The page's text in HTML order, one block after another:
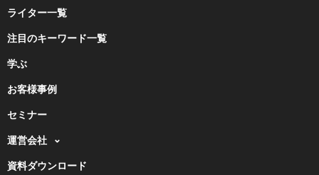
ライター一覧
注目のキーワード一覧
学ぶ
お客様事例
セミナー
運営会社
資料ダウンロード